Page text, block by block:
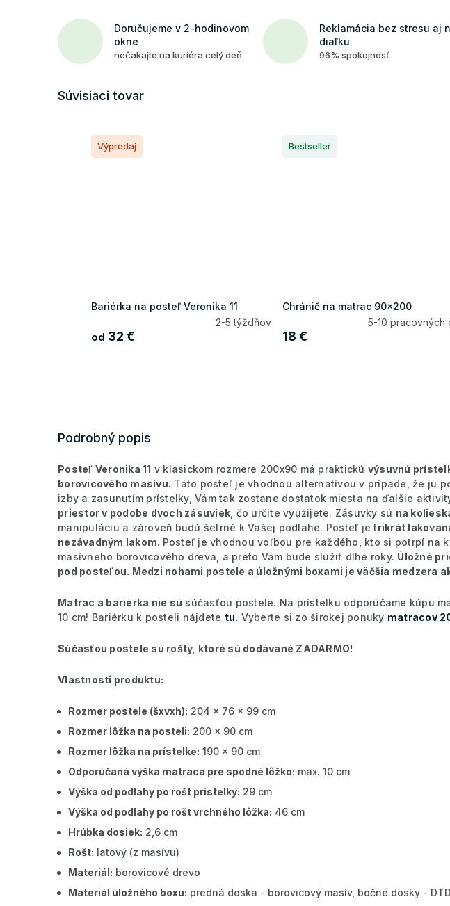
Doručujeme v 2-hodinovom
okne
nečakajte na kuriéra celý deň
Reklamácia bez stresu aj
diaľku
96% spokojnosť
Súvisiaci tovar
Výpredaj
Bariérka na posteľ Veronika 11
2-5 týždňov
od 32 €
Bestseller
Chránič na matrac 90x200
5-10 pracovných
18 €
Podrobný popis
Posteľ Veronika 11 v klasickom rozmere 200x90 má praktickú výsuvnú
borovicového masívu. Táto posteľ je vhodnou alternatívou v prípade, že ju
izby a zasunutím prístelky, Vám tak zostane dostatok miesta na ďalšie
priestor v podobe dvoch zásuviek , čo určite využijete. Zásuvky sú na
manipuláciu a zároveň budú šetrné k Vašej podlahe. Posteľ je trikrát
nezávadným lakom. Posteľ je vhodnou voľbou pre každého, kto si potrpí na
masívneho borovicového dreva, a preto Vám bude slúžiť dlhé roky. Úložné
pod posteľou. Medzi nohami postele a úložnými boxami je väčšia medzera
Matrac a bariérka nie sú súčasťou postele. Na prístelku odporúčame kúpu
10 cm! Bariérku k posteli nájdete tu. Vyberte si zo širokej ponuky matracov
Súčasťou postele sú rošty, ktoré sú dodávané ZADARMO!
Vlastnosti produktu:
Rozmer postele (šxvxh): 204 x 76 x 99 cm
Rozmer lôžka na posteli: 200 x 90 cm
Rozmer lôžka na prístelke: 190 x 90 cm
Odporúčaná výška matraca pre spodné lôžko: max. 10 cm
Výška od podlahy po rošt prístelky: 29 cm
Výška od podlahy po rošt vrchného lôžka: 46 cm
Hrúbka dosiek: 2,6 cm
Rošt: latový (z masívu)
Materiál: borovicové drevo
Materiál úložného boxu: predná doska - borovicový masív, bočné dosky -